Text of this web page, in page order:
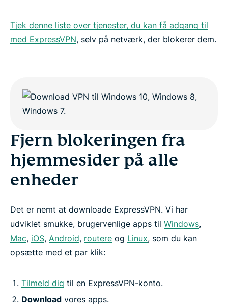
Tjek denne liste over tjenester, du kan få adgang til
med ExpressVPN, selv på netværk, der blokerer dem.
Fjern blokeringen fra
hjemmesider på alle
enheder
Det er nemt at downloade ExpressVPN. Vi har
udviklet smukke, brugervenlige apps til Windows,
Mac, iOS, Android, routere og Linux, som du kan
opsætte med et par klik:
Tilmeld dig til en ExpressVPN-konto.
Download vores apps.